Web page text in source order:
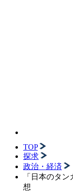
TOP
探求
政治・経済
「日本のタ
想